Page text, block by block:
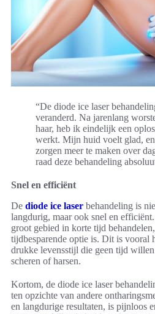
“De diode ice laser
veranderd. Na jarenlang
haar, heb ik eindelijk een
werkt. Mijn huid voelt glad,
zorgen meer te maken over
raad deze behandeling
Snel en efficiënt
De diode ice laser behandeling is
langdurig, maar ook snel en
groot gebied in korte tijd
tijdbesparende optie is. Dit is vooral
drukke levensstijl die geen tijd
scheren of harsen.
Kortom, de diode ice laser
ten opzichte van andere
en langdurige resultaten, is pijnloos